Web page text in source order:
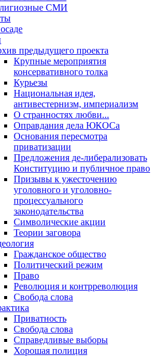
СМИ
предыдущего проекта
Крупные мероприятия
консервативного толка
Курьезы
Национальная идея,
антивестернизм, империализм
О странностях любви...
Оправдания дела ЮКОСа
Основания пересмотра
приватизации
Предложения де-либерализовать
Конституцию и публичное право
Призывы к ужесточению
уголовного и уголовно-
процессуального
законодательства
Символические акции
Теории заговора
Гражданское общество
Политический режим
Право
Революция и контрреволюция
Свобода слова
Приватность
Свобода слова
Справедливые выборы
Хорошая полиция